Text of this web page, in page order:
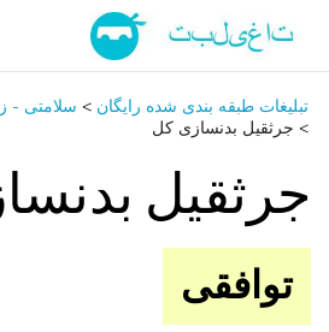
تبلیغات طبقه بندی شده رایگان > سلامتی -
> جرثقیل بدنسازی کل
جرثقیل
توافقی